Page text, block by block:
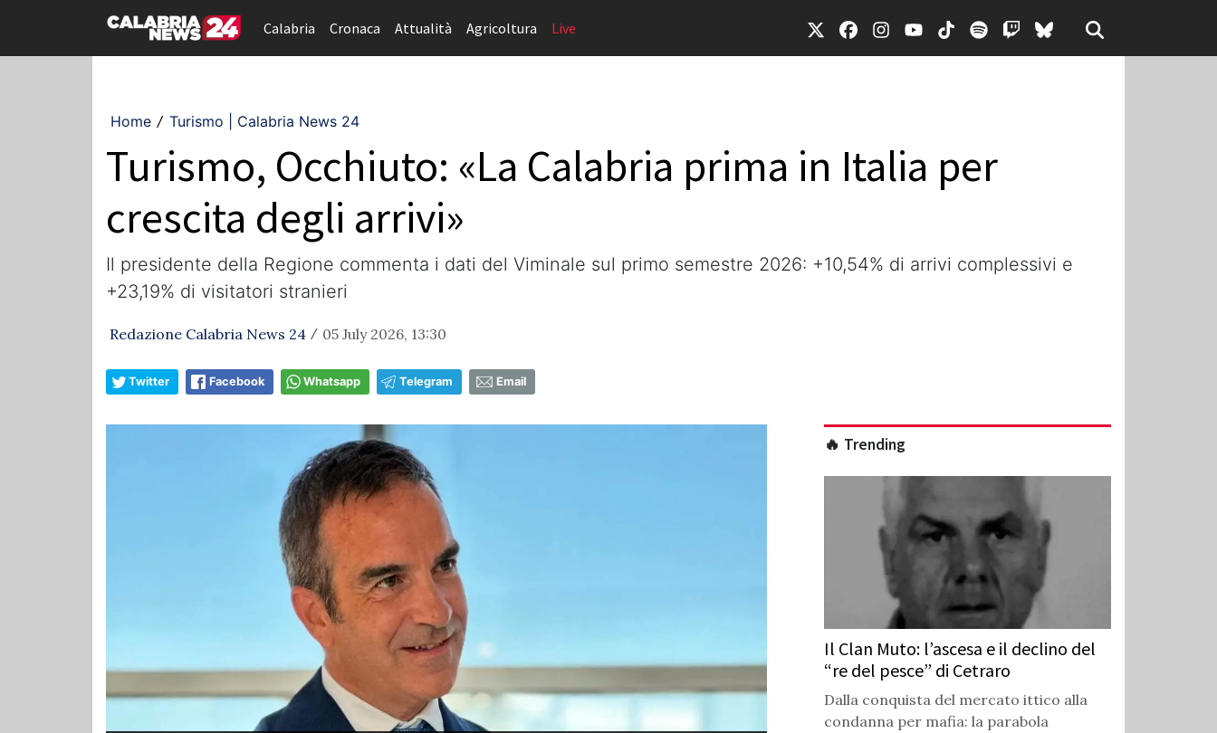
Calabria Cronaca Attualità Agricoltura Live
Home / Turismo | Calabria News 24
Turismo, Occhiuto: «La Calabria prima in Italia per
crescita degli arrivi»
Il presidente della Regione commenta i dati del Viminale sul primo semestre 2026: +10,54% di arrivi complessivi e
+23,19% di visitatori stranieri
Redazione Calabria News 24 / 05 July 2026, 13:30
Twitter Facebook Whatsapp Telegram Email
🔥 Trending
Il Clan Muto: l’ascesa e il declino del
“re del pesce” di Cetraro
Dalla conquista del mercato ittico alla
condanna per mafia: la parabola